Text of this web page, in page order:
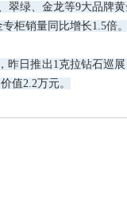
财政
国务
中
国
绿、金龙等9大品牌
柜销量同比增长1.5倍。
日推出1克拉钻石巡展
值2.2万元。